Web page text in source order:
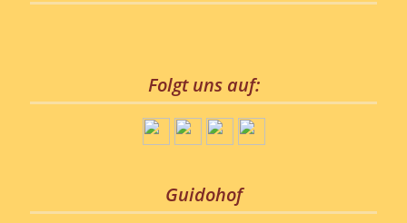
Folgt uns auf:
Guidohof